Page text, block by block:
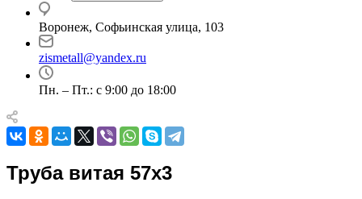
Воронеж, Софьинская улица, 103
zismetall@yandex.ru
Пн. – Пт.: с 9:00 до 18:00
Труба витая 57x3